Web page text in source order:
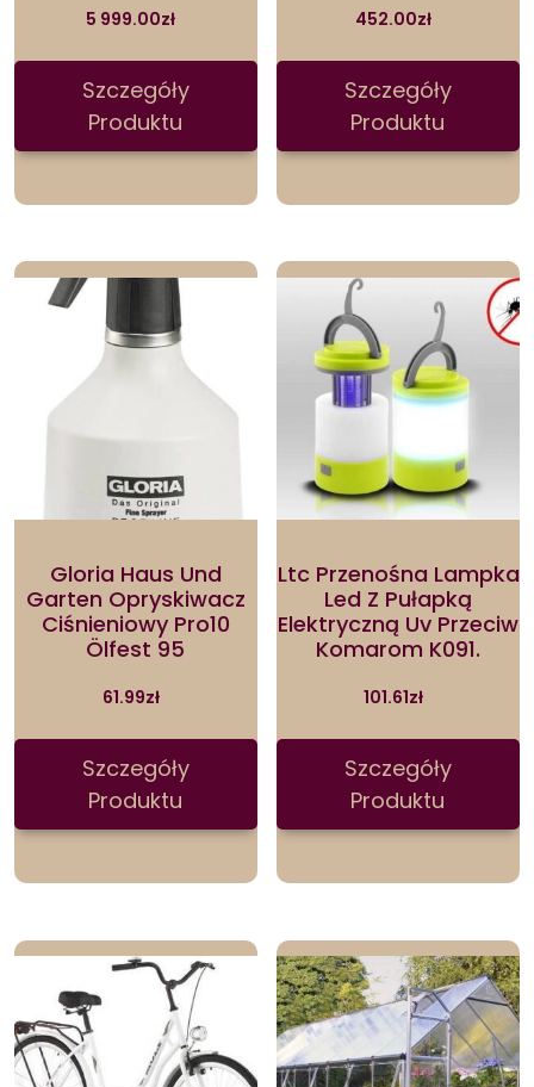
5 999.00zł
Szczegóły
Produktu
452.00zł
Szczegóły
Produktu
Gloria Haus Und
Garten Opryskiwacz
Ciśnieniowy Pro10
Ölfest 95
61.99zł
Szczegóły
Produktu
Ltc Przenośna Lampka
Led Z Pułapką
Elektryczną Uv Przeciw
Komarom K091.
101.61zł
Szczegóły
Produktu